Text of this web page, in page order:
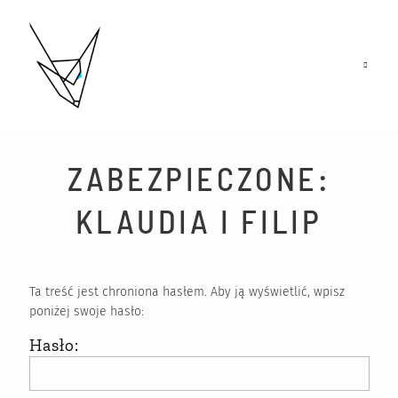
ZABEZPIECZONE:
KLAUDIA I FILIP
Ta treść jest chroniona hasłem. Aby ją wyświetlić, wpisz
poniżej swoje hasło:
Hasło:
PORTFOLIO
O NAS
BLOG